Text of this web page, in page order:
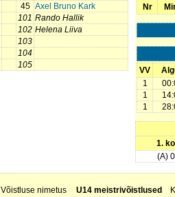
45 Axel Bruno Kark
101 Rando Hallik
102 Helena Liiva
103
104
105
Nr
VV
1
1
1
1.
(A)
Võistluse nimetus U14 meistrivõistlused